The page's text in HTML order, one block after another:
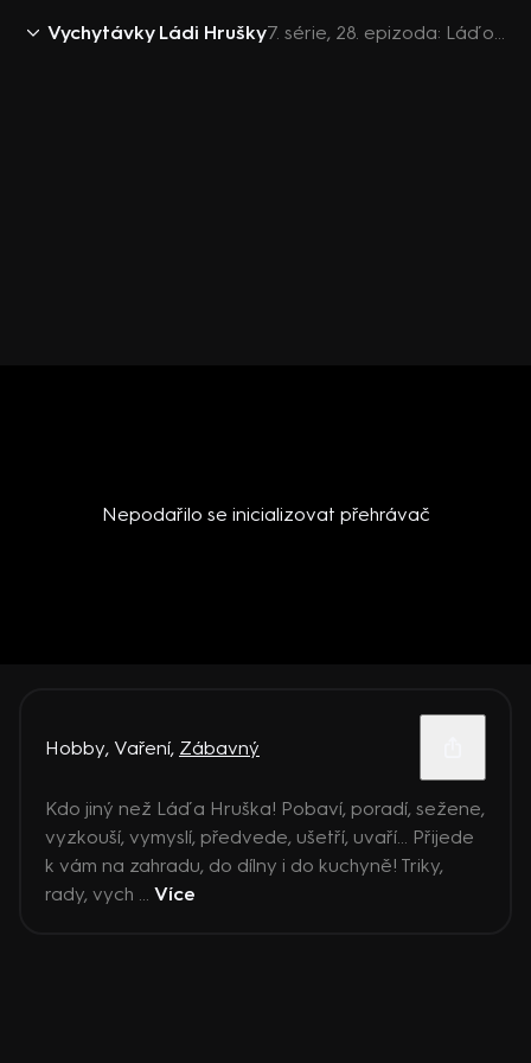
Vychytávky Ládi Hrušky 7. série, 28. epizoda: Láďova dýňovka, kárka na dřevo, léčivá větev černého bezu, švestkový koláč, výroba pily
Nepodařilo se inicializovat přehrávač
Hobby, Vaření, Zábavný
Kdo jiný než Láďa Hruška! Pobaví, poradí, sežene,
vyzkouší, vymyslí, předvede, ušetří, uvaří… Přijede
k vám na zahradu, do dílny i do kuchyně! Triky,
rady, vych ... Více